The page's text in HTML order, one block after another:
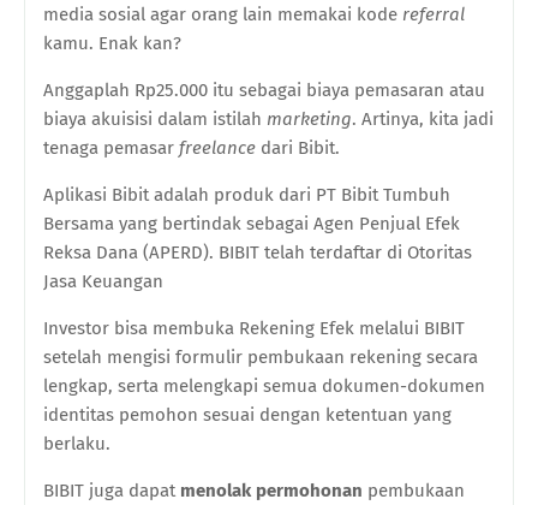
media sosial agar orang lain memakai kode referral
kamu. Enak kan?
Anggaplah Rp25.000 itu sebagai biaya pemasaran atau
biaya akuisisi dalam istilah marketing. Artinya, kita jadi
tenaga pemasar freelance dari Bibit.
Aplikasi Bibit adalah produk dari PT Bibit Tumbuh
Bersama yang bertindak sebagai Agen Penjual Efek
Reksa Dana (APERD). BIBIT telah terdaftar di Otoritas
Jasa Keuangan
Investor bisa membuka Rekening Efek melalui BIBIT
setelah mengisi formulir pembukaan rekening secara
lengkap, serta melengkapi semua dokumen-dokumen
identitas pemohon sesuai dengan ketentuan yang
berlaku.
BIBIT juga dapat menolak permohonan pembukaan